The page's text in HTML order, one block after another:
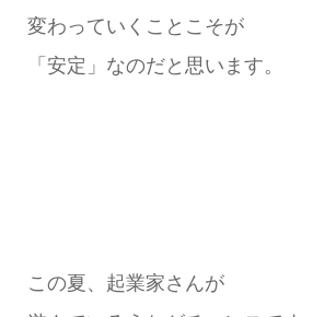
変わっていくことこそが
「安定」なのだと思います。
この夏、起業家さんが